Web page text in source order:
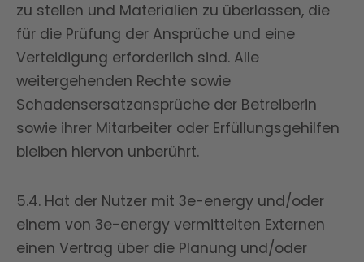
zu stellen und Materialien zu überlassen, die
für die Prüfung der Ansprüche und eine
Verteidigung erforderlich sind. Alle
weitergehenden Rechte sowie
Schadensersatzansprüche der Betreiberin
sowie ihrer Mitarbeiter oder Erfüllungsgehilfen
bleiben hiervon unberührt.
5.4. Hat der Nutzer mit 3e-energy und/oder
einem von 3e-energy vermittelten Externen
einen Vertrag über die Planung und/oder